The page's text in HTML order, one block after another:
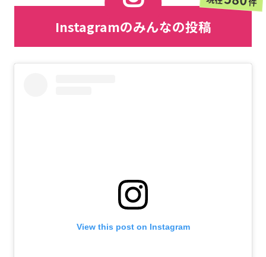
Instagramのみんなの投稿
View this post on Instagram